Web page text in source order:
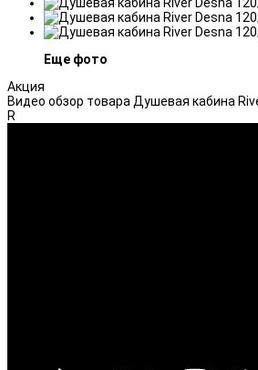
Еще фото
Акция
Видео обзор товара Душевая кабина
R